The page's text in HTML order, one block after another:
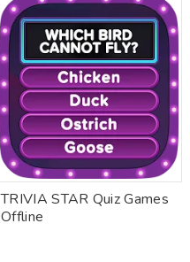
TRIVIA STAR Quiz Games
Offline